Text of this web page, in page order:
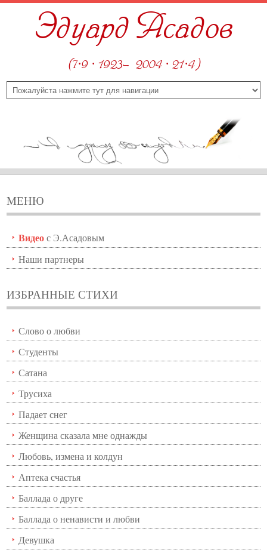
Эдуард Асадов
(7·9 · 1923—2004 · 21·4)
МЕНЮ
Видеос Э.Асадовым
Наши партнеры
ИЗБРАННЫЕ СТИХИ
Слово о любви
Студенты
Сатана
Трусиха
Падает снег
Женщина сказала мне однажды
Любовь, измена и колдун
Аптека счастья
Баллада о друге
Баллада о ненависти и любви
Девушка